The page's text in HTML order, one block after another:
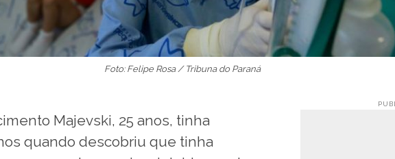
Foto: Felipe Rosa / Tribuna do Paraná
Majevski, 25 anos, tinha
quando descobriu que tinha